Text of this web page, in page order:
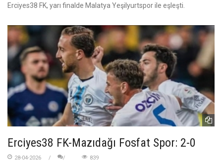
Erciyes38 FK, yarı finalde Malatya Yeşilyurtspor ile eşleşti.
Erciyes38 FK-Mazıdağı Fosfat Spor: 2-0
28-04-2026 839